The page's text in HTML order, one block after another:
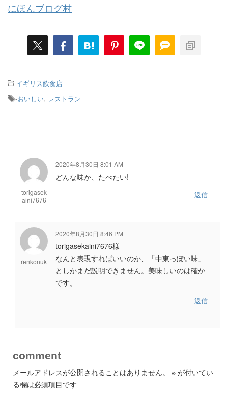
にほんブログ村
-イギリス飲食店
-おいしい, レストラン
torigasek
aini7676
2020年8月30日 8:01 AM
どんな味か、たべたい!
返信
renkonuk
2020年8月30日 8:46 PM
torigasekaini7676様
なんと表現すればいいのか、「中東っぽい味」
としかまだ説明できません。美味しいのは確か
です。
返信
comment
メールアドレスが公開されることはありません。 ※ が付いてい
る欄は必須項目です